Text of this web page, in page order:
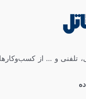
تلفنی و … از